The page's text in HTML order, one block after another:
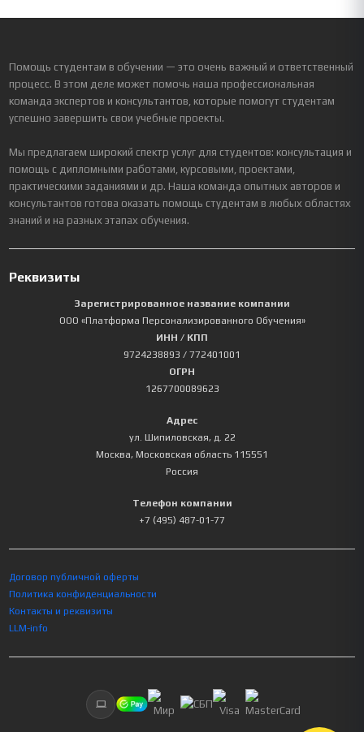
Помощь студентам в обучении — это очень важный и ответственный
процесс. В этом деле может помочь наша профессиональная
команда экспертов и консультантов, которые помогут студентам
успешно завершить свои учебные проекты.
Мы предлагаем широкий спектр услуг для студентов: консультация и
помощь с дипломными работами, курсовыми, проектами,
практическими заданиями и др. Наша команда опытных авторов и
консультантов готова оказать помощь студентам в любых областях
знаний и на разных этапах обучения.
Реквизиты
Зарегистрированное название компании
ООО «Платформа Персонализированного Обучения»
ИНН / КПП
9724238893 / 772401001
ОГРН
1267700089623
Адрес
ул. Шипиловская, д. 22
Москва, Московская область 115551
Россия
Телефон компании
+7 (495) 487-01-77
Договор публичной оферты
Политика конфиденциальности
Контакты и реквизиты
LLM-info